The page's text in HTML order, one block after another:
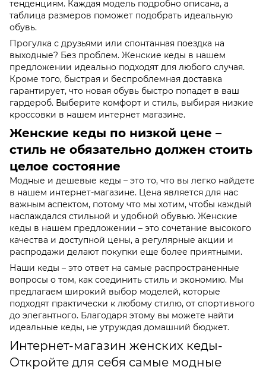
тенденциям. Каждая модель подробно описана, а
таблица размеров поможет подобрать идеальную
обувь.
Прогулка с друзьями или спонтанная поездка на
выходные? Без проблем. Женские кеды в нашем
предложении идеально подходят для любого случая.
Кроме того, быстрая и беспроблемная доставка
гарантирует, что новая обувь быстро попадет в ваш
гардероб. Выберите комфорт и стиль, выбирая низкие
кроссовки в нашем интернет магазине.
Женские кеды по низкой цене –
стиль не обязательно должен стоить
целое состояние
Модные и дешевые кеды – это то, что вы легко найдете
в нашем интернет-магазине. Цена является для нас
важным аспектом, потому что мы хотим, чтобы каждый
наслаждался стильной и удобной обувью. Женские
кеды в нашем предложении – это сочетание высокого
качества и доступной цены, а регулярные акции и
распродажи делают покупки еще более приятными.
Наши кеды – это ответ на самые распространенные
вопросы о том, как соединить стиль и экономию. Мы
предлагаем широкий выбор моделей, которые
подходят практически к любому стилю, от спортивного
до элегантного. Благодаря этому вы можете найти
идеальные кеды, не утруждая домашний бюджет.
Интернет-магазин женских кеды-
Откройте для себя самые модные